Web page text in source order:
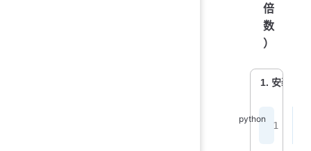
倍
数
）
1. 安装依赖